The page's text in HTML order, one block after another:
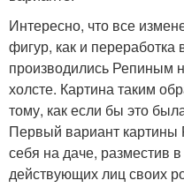
Интересно, что все
фигур, как и
производились Репиным
холсте. Картина таким
тому, как если бы это
Первый вариант картины
себя на даче, разместив
действующих лиц своих